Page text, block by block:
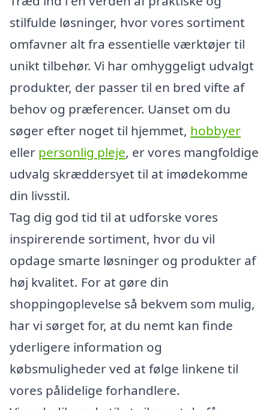
stilfulde løsninger, hvor vores sortiment
omfavner alt fra essentielle værktøjer til
unikt tilbehør. Vi har omhyggeligt udvalgt
produkter, der passer til en bred vifte af
behov og præferencer. Uanset om du
søger efter noget til hjemmet, hobbyer
eller personlig pleje, er vores mangfoldige
udvalg skræddersyet til at imødekomme
din livsstil.
Tag dig god tid til at udforske vores
inspirerende sortiment, hvor du vil
opdage smarte løsninger og produkter af
høj kvalitet. For at gøre din
shoppingoplevelse så bekvem som mulig,
har vi sørget for, at du nemt kan finde
yderligere information og
købsmuligheder ved at følge linkene til
vores pålidelige forhandlere.